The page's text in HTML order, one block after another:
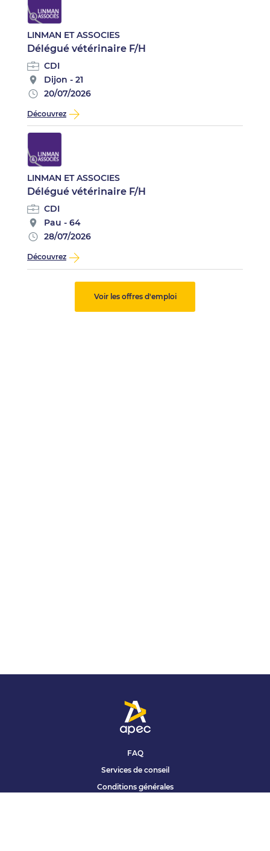
LINMAN ET ASSOCIES
Délégué vétérinaire F/H
CDI
Dijon - 21
20/07/2026
Découvrez
LINMAN ET ASSOCIES
Délégué vétérinaire F/H
CDI
Pau - 64
28/07/2026
Découvrez
Voir les offres d'emploi
FAQ
Services de conseil
Conditions générales